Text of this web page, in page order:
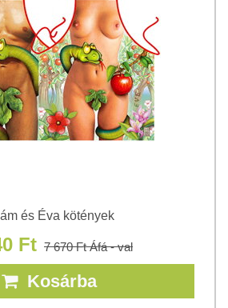
és Éva kötények
Ft 7 670 FtÁfá - val
Kosárba